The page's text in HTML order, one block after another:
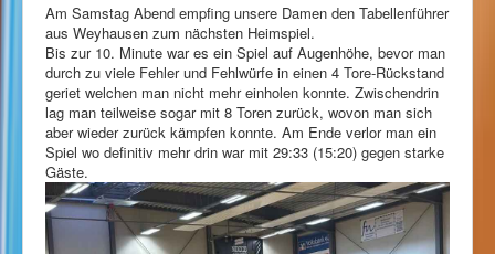
Am Samstag Abend empfing unsere Damen den Tabellenführer
aus Weyhausen zum nächsten Heimspiel.
Bis zur 10. Minute war es ein Spiel auf Augenhöhe, bevor man
durch zu viele Fehler und Fehlwürfe in einen 4 Tore-Rückstand
geriet welchen man nicht mehr einholen konnte. Zwischendrin
lag man teilweise sogar mit 8 Toren zurück, wovon man sich
aber wieder zurück kämpfen konnte. Am Ende verlor man ein
Spiel wo definitiv mehr drin war mit 29:33 (15:20) gegen starke
Gäste.